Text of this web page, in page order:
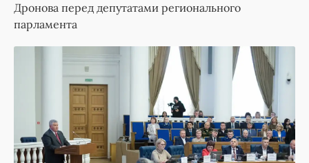
Дронова перед депутатами регионального
парламента